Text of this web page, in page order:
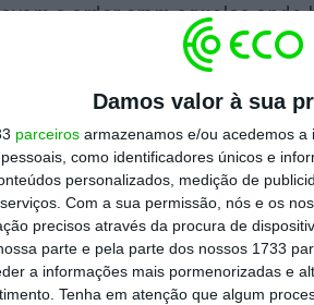
Damos valor à sua
parceiros armazenamos e/ou acedemos
como identificadores únicos e
personalizados, medição de
Com a sua permissão, nós e os
precisos através da procura de
parte e pela parte dos nossos 1733
a informações mais pormenorizadas e
Tenha em atenção que algum
a arder eram aquelas onde
arder. Isto não é por acaso”,
se considerava que os
tinham origem criminosa, o
“Sim”.